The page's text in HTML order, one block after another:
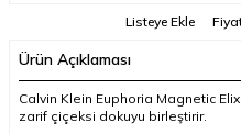
Listeye Ekle
Ürün Açıklaması
Calvin Klein Euphoria Magnetic
zarif çiçeksi dokuyu birleştirir.